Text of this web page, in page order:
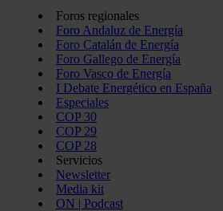
Foros regionales
Foro Andaluz de Energía
Foro Catalán de Energía
Foro Gallego de Energía
Foro Vasco de Energía
I Debate Energético en España
Especiales
COP 30
COP 29
COP 28
Servicios
Newsletter
Media kit
ON | Podcast